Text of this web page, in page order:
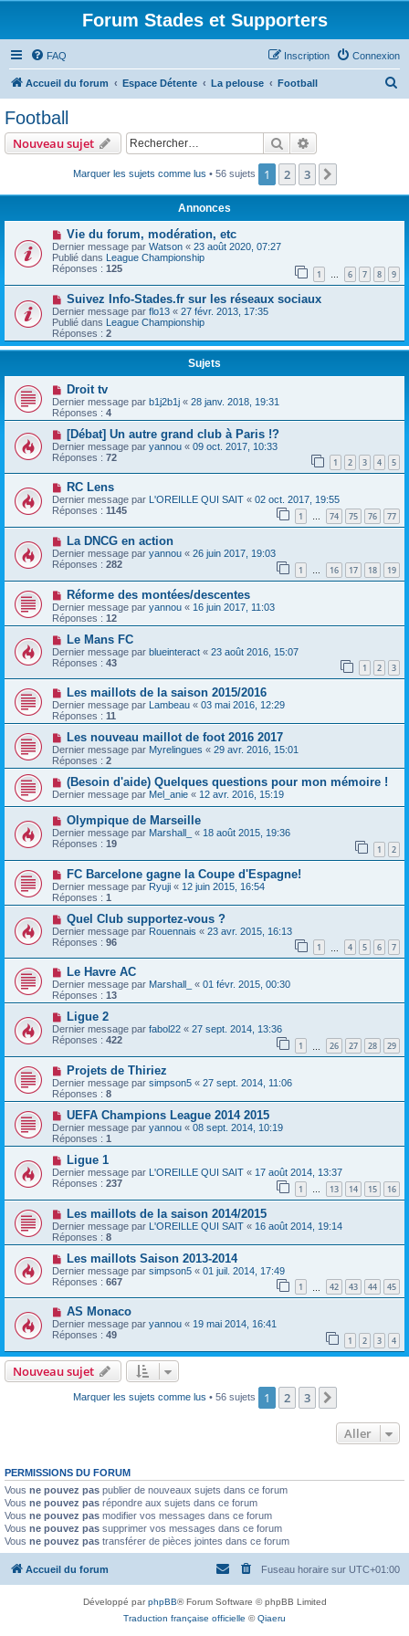
Forum Stades et Supporters
FAQ Connexion
Inscription
Accueil du forum Espace Détente La pelouse Football
r
Football
Nouveau sujet Rechercher
Marquer les sujets comme lus • 56 sujets 1 2 3
Annonces
Vie du forum, modération, etc
Dernier message par Watson « 23 août 2020, 07:27
Publié dans League Championship
Réponses : 125 1 … 6 7 8 9
Suivez Info-Stades.fr sur les réseaux sociaux
Dernier message par flo13 « 27 févr. 2013, 17:35
Publié dans League Championship
Réponses : 2
Sujets
Droit tv
Dernier message par b1j2b1j « 28 janv. 2018, 19:31
Réponses : 4
[Débat] Un autre grand club à Paris !?
Dernier message par yannou « 09 oct. 2017, 10:33
Réponses : 72 1 2 3 4 5
RC Lens
Dernier message par L'OREILLE QUI SAIT « 02 oct. 2017, 19:55
Réponses : 1145 1 … 74 75 76 77
La DNCG en action
Dernier message par yannou « 26 juin 2017, 19:03
Réponses : 282 1 … 16 17 18 19
Réforme des montées/descentes
Dernier message par yannou « 16 juin 2017, 11:03
Réponses : 12
Le Mans FC
Dernier message par blueinteract « 23 août 2016, 15:07
Réponses : 43 1 2 3
Les maillots de la saison 2015/2016
Dernier message par Lambeau « 03 mai 2016, 12:29
Réponses : 11
Les nouveau maillot de foot 2016 2017
Dernier message par Myrelingues « 29 avr. 2016, 15:01
Réponses : 2
(Besoin d'aide) Quelques questions pour mon mémoire !
Dernier message par Mel_anie « 12 avr. 2016, 15:19
Olympique de Marseille
Dernier message par Marshall_ « 18 août 2015, 19:36
Réponses : 19 1 2
FC Barcelone gagne la Coupe d'Espagne!
Dernier message par Ryuji « 12 juin 2015, 16:54
Réponses : 1
Quel Club supportez-vous ?
Dernier message par Rouennais « 23 avr. 2015, 16:13
Réponses : 96 1 4 5 6 7
Le Havre AC
Dernier message par Marshall_ « 01 févr. 2015, 00:30
Réponses : 13
Ligue 2
Dernier message par fabol22 « 27 sept. 2014, 13:36
Réponses : 422 1 26 27 28 29
Projets de Thiriez
Dernier message par simpson5 « 27 sept. 2014, 11:06
Réponses : 8
UEFA Champions League 2014 2015
Dernier message par yannou « 08 sept. 2014, 10:19
Réponses : 1
Ligue 1
Dernier message par L'OREILLE QUI SAIT « 17 août 2014, 13:37
Réponses : 237 1 … 13 14 15 16
Les maillots de la saison 2014/2015
Dernier message par L'OREILLE QUI SAIT « 16 août 2014, 19:14
Réponses : 8
Les maillots Saison 2013-2014
Dernier message par simpson5 « 01 juil. 2014, 17:49
Réponses : 667 1 42 43 44 45
AS Monaco
Dernier message par yannou « 19 mai 2014, 16:41
Réponses : 49 1 2 3 4
Nouveau sujet
Marquer les sujets comme lus • 56 sujets 1 2 3
Aller
PERMISSIONS DU FORUM
Vous ne pouvez pas publier de nouveaux sujets dans ce forum
Vous ne pouvez pas répondre aux sujets dans ce forum
Vous ne pouvez pas modifier vos messages dans ce forum
Vous ne pouvez pas supprimer vos messages dans ce forum
Vous ne pouvez pas transférer de pièces jointes dans ce forum
Accueil du forum Fuseau horaire sur UTC+01:00
Développé parphpBB® Forum Software © phpBB Limited
Traduction française officielle ©Qiaeru